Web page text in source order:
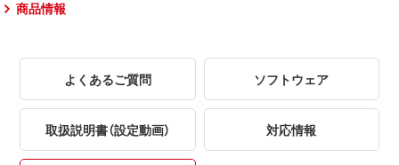
商品情報
よくあるご質問 ソフトウェア
取扱説明書（設定動画） 対応情報